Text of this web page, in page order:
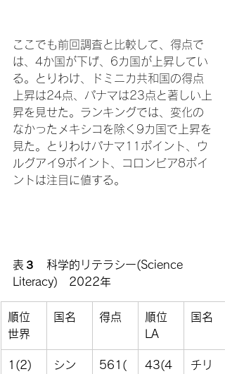
ここでも前回調査と比較して、得点で
は、4か国が下げ、6カ国が上昇してい
る。とりわけ、ドミニカ共和国の得点
上昇は24点、パナマは23点と著しい上
昇を見せた。ランキングでは、変化の
なかったメキシコを除く9カ国で上昇を
見た。とりわけパナマ11ポイント、ウ
ルグアイ9ポイント、コロンビア8ポイ
ントは注目に値する。
表３　科学的リテラシー(Science
Literacy)　2022年
順位
世界
国名 得点
順位
LA
国名
1(2)
シン
561(
43(4
チリ